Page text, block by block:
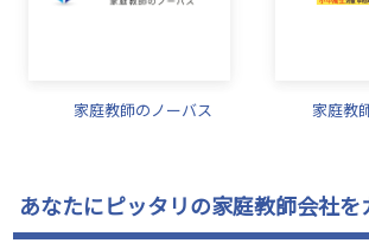
家庭教師のノーバス 家庭教
あなたにピッタリの家庭教師会社を